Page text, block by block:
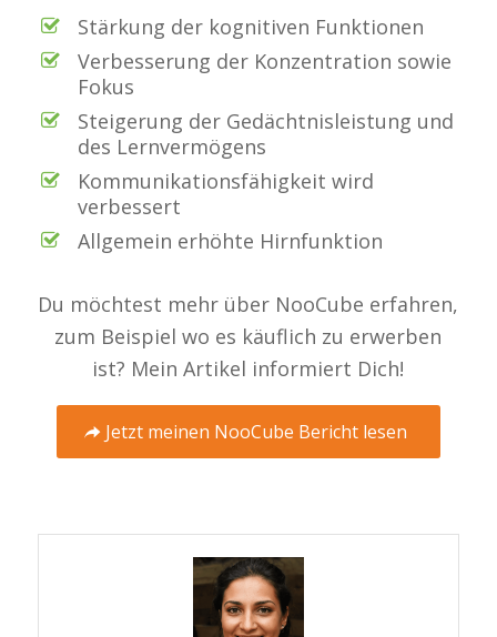
Stärkung der kognitiven Funktionen
Verbesserung der Konzentration sowie
Fokus
Steigerung der Gedächtnisleistung und
des Lernvermögens
Kommunikationsfähigkeit wird
verbessert
Allgemein erhöhte Hirnfunktion
Du möchtest mehr über NooCube erfahren,
zum Beispiel wo es käuflich zu erwerben
ist? Mein Artikel informiert Dich!
Jetzt meinen NooCube Bericht lesen